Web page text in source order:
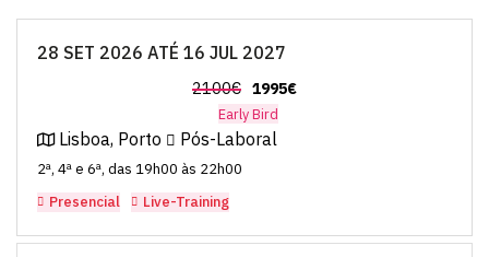
28 SET 2026 ATÉ 16 JUL 2027
2100€ 1995€
Early Bird
Lisboa, Porto Pós-Laboral
2ª, 4ª e 6ª, das 19h00 às 22h00
Presencial
Live-Training